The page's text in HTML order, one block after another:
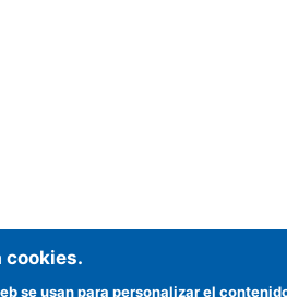
cookies.
se usan para personalizar el